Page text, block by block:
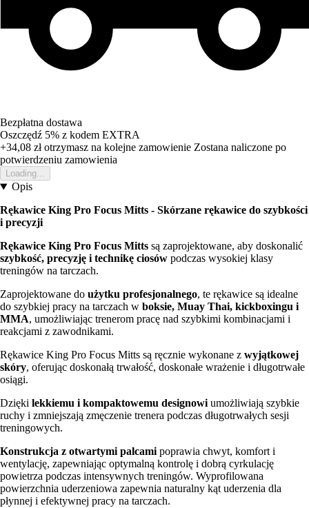
Bezpłatna dostawa
Oszczędź 5% z kodem EXTRA
+34,08 złotrzymasz na kolejne zamowienie Zostana naliczone po
potwierdzeniu zamowienia
Loading...
Opis
Rękawice King Pro Focus Mitts - Skórzane rękawice do szybkości
i precyzji
Rękawice King Pro Focus Mitts są zaprojektowane, aby doskonalić
szybkość, precyzję i technikę ciosów podczas wysokiej klasy
treningów na tarczach.
Zaprojektowane do użytku profesjonalnego, te rękawice są idealne
do szybkiej pracy na tarczach w boksie, Muay Thai, kickboxingu i
MMA, umożliwiając trenerom pracę nad szybkimi kombinacjami i
reakcjami z zawodnikami.
Rękawice King Pro Focus Mitts są ręcznie wykonane z wyjątkowej
skóry, oferując doskonałą trwałość, doskonałe wrażenie i długotrwałe
osiągi.
Dzięki lekkiemu i kompaktowemu designowi umożliwiają szybkie
ruchy i zmniejszają zmęczenie trenera podczas długotrwałych sesji
treningowych.
Konstrukcja z otwartymi palcami poprawia chwyt, komfort i
wentylację, zapewniając optymalną kontrolę i dobrą cyrkulację
powietrza podczas intensywnych treningów. Wyprofilowana
powierzchnia uderzeniowa zapewnia naturalny kąt uderzenia dla
płynnej i efektywnej pracy na tarczach.